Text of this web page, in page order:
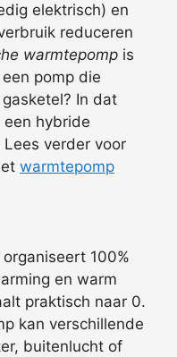
elektrisch) en
reduceren
warmtepomp is
pomp die
In dat
een hybride
verder voor
warmtepomp
100%
en warm
praktisch naar 0.
kan verschillende
buitenlucht of